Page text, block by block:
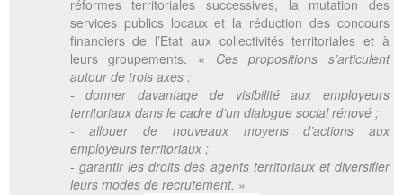
réformes territoriales successives, la mutation des
services publics locaux et la réduction des concours
financiers de l’Etat aux collectivités territoriales et à
leurs groupements. « Ces propositions s’articulent
autour de trois axes :
- donner davantage de visibilité aux employeurs
territoriaux dans le cadre d’un dialogue social rénové ;
- allouer de nouveaux moyens d’actions aux
employeurs territoriaux ;
- garantir les droits des agents territoriaux et diversifier
leurs modes de recrutement. »